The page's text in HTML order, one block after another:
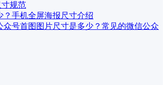
规范
手机全屏海报尺寸介绍
众号首图图片尺寸是多少？常见的微信公众